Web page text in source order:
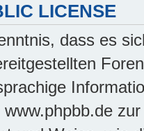
LICENSE
dass es